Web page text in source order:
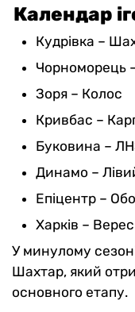
Календар
Кудрівка –
Чорноморець
Зоря – Колос
Кривбас –
Буковина –
Динамо –
Епіцентр –
Харків – Верес
У минулому
Шахтар, який
основного етапу.